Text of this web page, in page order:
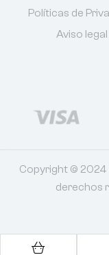
Políticas de
Aviso legal
Copyright © 2024
derechos